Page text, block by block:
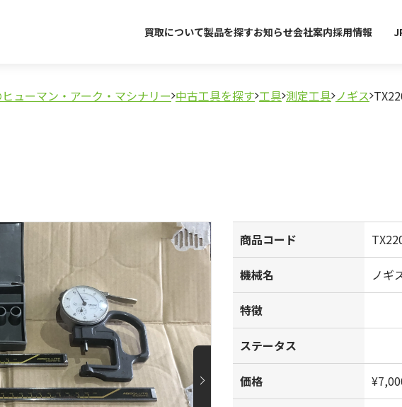
買取について製品を探すお知らせ会社案内採用情報
ューマン・アーク・マシナリー 中古工具を探す 工具 測定工具 ノギス
商品コード
機械名 ノギ
特徴
ステータス
価格